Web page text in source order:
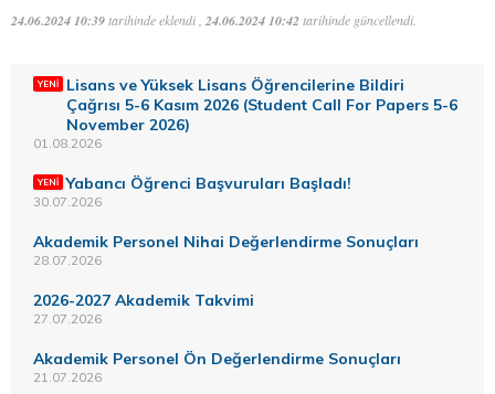
24.06.2024 10:39tarihinde eklendi , 24.06.2024 10:42tarihinde güncellendi.
Lisans ve Yüksek Lisans Öğrencilerine Bildiri
Çağrısı 5-6 Kasım 2026 (Student Call For Papers 5-6
November 2026)
01.08.2026
Yabancı Öğrenci Başvuruları Başladı!
30.07.2026
Akademik Personel Nihai Değerlendirme Sonuçları
28.07.2026
2026-2027 Akademik Takvimi
27.07.2026
Akademik Personel Ön Değerlendirme Sonuçları
21.07.2026